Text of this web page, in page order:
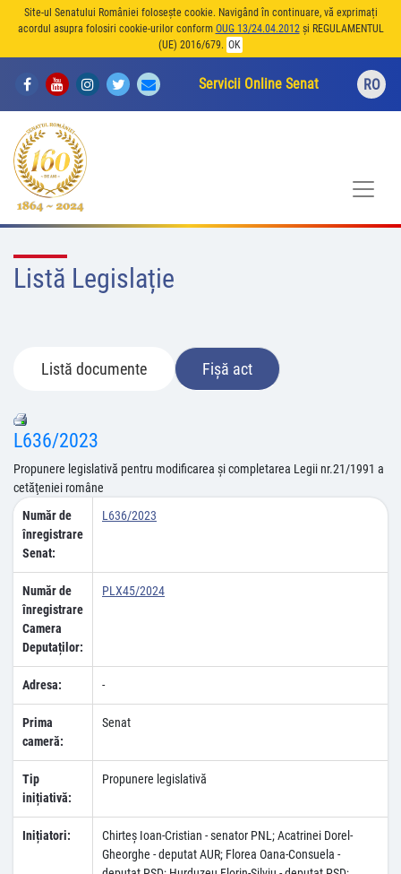
Site-ul Senatului României folosește cookie. Navigând în continuare, vă exprimați
acordul asupra folosiri cookie-urilor conform OUG 13/24.04.2012și REGULAMENTUL
(UE) 2016/679. OK
Servicii Online Senat RO
Listă Legislație
Listă documente Fișă act
L636/2023
Propunere legislativă pentru modificarea şi completarea Legii nr.21/1991 a
cetăţeniei române
Număr de
înregistrare
Senat:
L636/2023
Număr de
înregistrare
Camera
Deputaților:
PLX45/2024
Adresa: -
Prima
cameră:
Senat
Tip
inițiativă:
Propunere legislativă
Inițiatori:
Chirteş Ioan-Cristian - senator PNL; Acatrinei Dorel-
Gheorghe - deputat AUR; Florea Oana-Consuela -